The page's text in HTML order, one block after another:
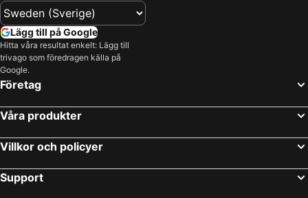
Casa Hridaya Hotel Boutique
Hotel Punta Caliza
Serenity Suites Holbox
Arte Sano Hotel Only Adults - Near Beach
Lägg till på Google
Hitta våra resultat enkelt: Lägg till
trivago som föredragen källa på
Google.
Företag
Våra produkter
Villkor och policyer
Support